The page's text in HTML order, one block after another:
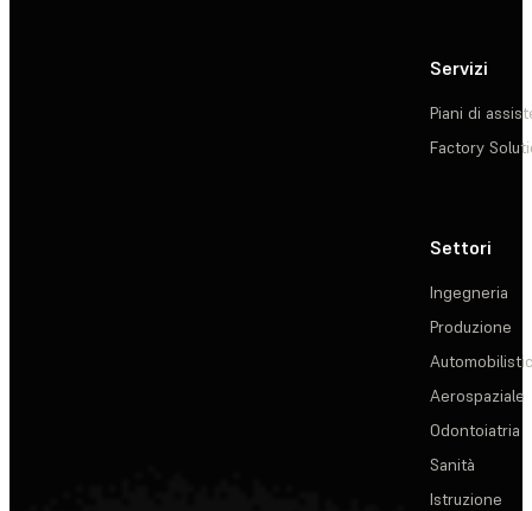
Servizi
Piani di
Factory
Settori
Ingegneria
Produzione
Aerospaziale
Odontoiatria
Sanità
Istruzione